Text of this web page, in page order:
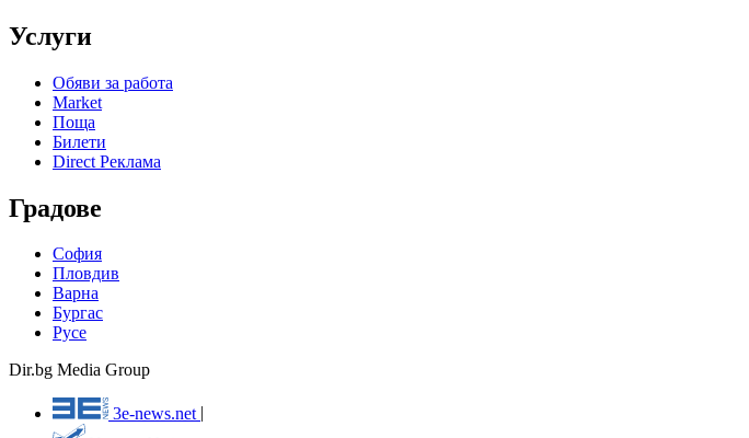
Услуги
Обяви за работа
Market
Поща
Билети
Direct Реклама
Градове
София
Пловдив
Варна
Бургас
Русе
Dir.bg Media Group
3e-news.net